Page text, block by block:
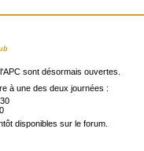
sont désormais ouvertes.
à une des deux journées :
disponibles sur le forum.